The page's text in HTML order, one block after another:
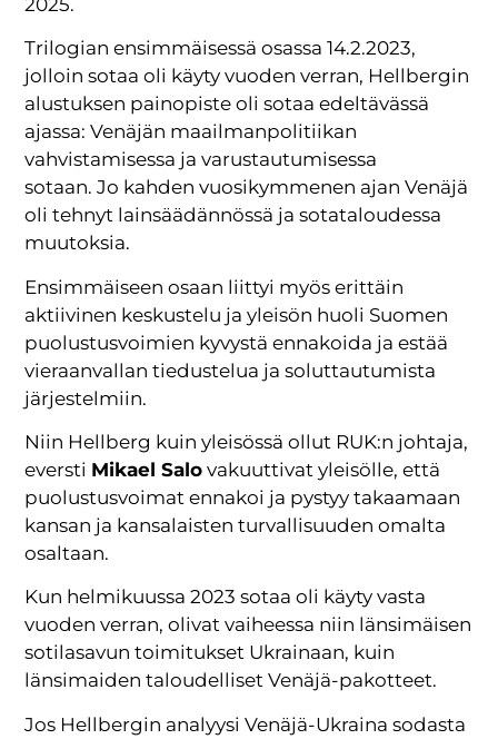
Trilogian ensimmäisessä osassa 14.2.2023,
jolloin sotaa oli käyty vuoden verran, Hellbergin
alustuksen painopiste oli sotaa edeltävässä
ajassa: Venäjän maailmanpolitiikan
vahvistamisessa ja varustautumisessa
sotaan. Jo kahden vuosikymmenen ajan Venäjä
oli tehnyt lainsäädännössä ja sotataloudessa
muutoksia.
Ensimmäiseen osaan liittyi myös erittäin
aktiivinen keskustelu ja yleisön huoli Suomen
puolustusvoimien kyvystä ennakoida ja estää
vieraanvallan tiedustelua ja soluttautumista
järjestelmiin.
Niin Hellberg kuin yleisössä ollut RUK:n johtaja,
eversti Mikael Salo vakuuttivat yleisölle, että
puolustusvoimat ennakoi ja pystyy takaamaan
kansan ja kansalaisten turvallisuuden omalta
osaltaan.
Kun helmikuussa 2023 sotaa oli käyty vasta
vuoden verran, olivat vaiheessa niin länsimäisen
sotilasavun toimitukset Ukrainaan, kuin
länsimaiden taloudelliset Venäjä-pakotteet.
Jos Hellbergin analyysi Venäjä-Ukraina sodasta